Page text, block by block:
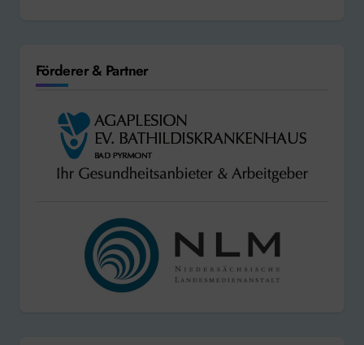
Förderer & Partner